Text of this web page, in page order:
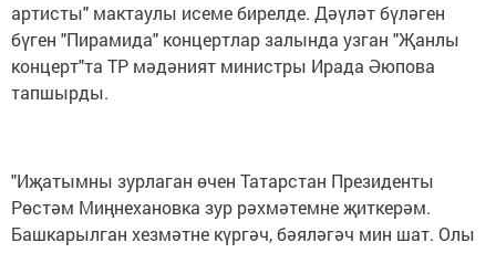
артисты" мактаулы исеме бирелде. Дәүләт бүләген
бүген "Пирамида" концертлар залында узган "Җанлы
концерт"та ТР мәдәният министры Ирада Әюпова
тапшырды.
"Иҗатымны зурлаган өчен Татарстан Президенты
Рөстәм Миңнехановка зур рәхмәтемне җиткерәм.
Башкарылган хезмәтне күргәч, бәяләгәч мин шат. Олы